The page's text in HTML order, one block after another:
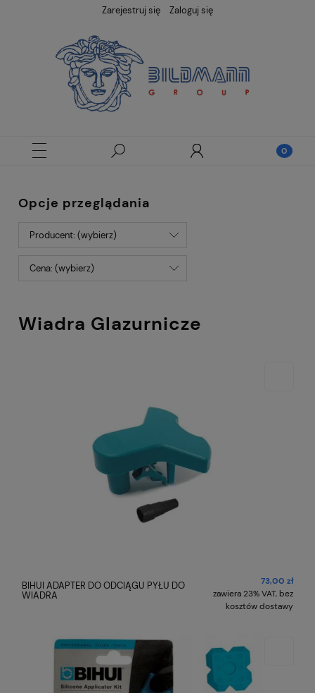
Zarejestruj się Zaloguj się
Opcje przeglądania
Producent: (wybierz)
Cena: (wybierz)
Wiadra Glazurnicze
BIHUI ADAPTER DO ODCIĄGU PYŁU DO
WIADRA
73,00 zł
zawiera 23% VAT, bez
kosztów dostawy